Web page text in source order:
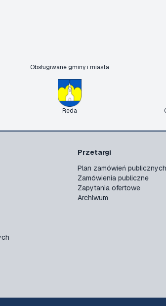
Obsługiwane gminy i miasta
Reda
Przetargi
Plan zamówień publicznych
Zamówienia publiczne
Zapytania ofertowe
Archiwum